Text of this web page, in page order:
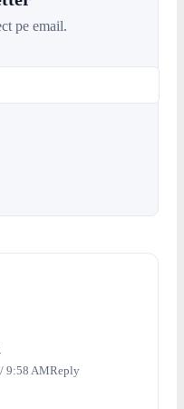
pe email.
9:58 AMReply